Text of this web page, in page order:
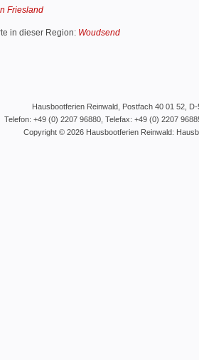
Friesland
in dieser Region: Woudsend
HausbootferienReinwald, Postfach 40 01 52,
Telefon: +49 (0) 2207 96880 , Telefax: +49 (0) 2207
Copyright © 2026 HausbootferienReinwald: